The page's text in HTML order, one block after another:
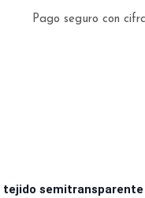
Pago seguro con
tejido semitransparente